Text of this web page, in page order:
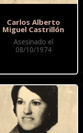
Carlos Alberto
Miguel Castrillón
Asesinado el
08/10/1974